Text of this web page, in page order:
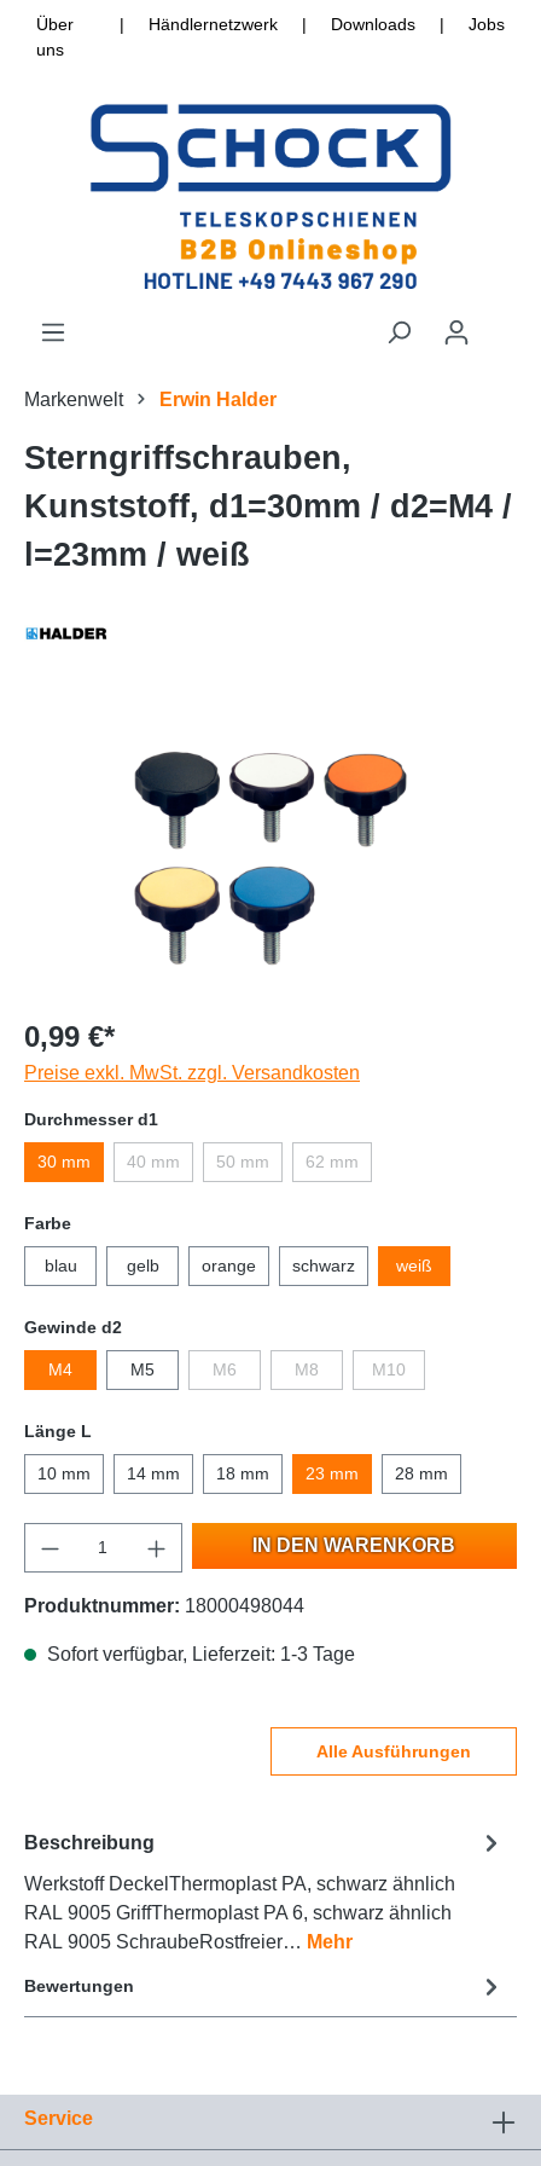
Über
uns
| Händlernetzwerk | Downloads | Jobs
Markenwelt Erwin Halder
Sterngriffschrauben,
Kunststoff, d1=30mm / d2=M4 /
l=23mm / weiß
0,99 €*
Preise exkl. MwSt. zzgl. Versandkosten
Durchmesser d1
30 mm 40 mm 50 mm 62 mm
Farbe
blau gelb orange schwarz weiß
Gewinde d2
M4 M5 M6 M8 M10
Länge L
10 mm 14 mm 18 mm 23 mm 28 mm
IN DEN WARENKORB
Produktnummer: 18000498044
Sofort verfügbar, Lieferzeit: 1-3 Tage
Alle Ausführungen
Beschreibung
Werkstoff DeckelThermoplast PA, schwarz ähnlich
RAL 9005 GriffThermoplast PA 6, schwarz ähnlich
RAL 9005 SchraubeRostfreier… Mehr
Bewertungen
Service